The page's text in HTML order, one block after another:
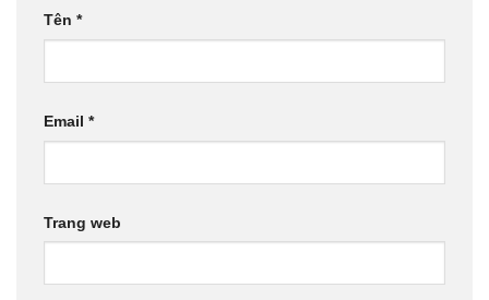
Tên *
Email *
Trang web